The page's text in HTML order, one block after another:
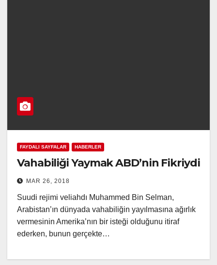
FAYDALI SAYFALAR HABERLER
Vahabiliği Yaymak ABD’nin Fikriydi
MAR 26, 2018
Suudi rejimi veliahdı Muhammed Bin Selman,
Arabistan’ın dünyada vahabiliğin yayılmasına ağırlık
vermesinin Amerika’nın bir isteği olduğunu itiraf
ederken, bunun gerçekte…